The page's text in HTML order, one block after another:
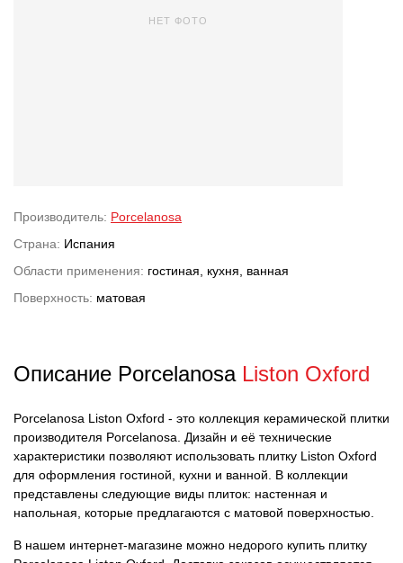
НЕТ ФОТО
Производитель: Porcelanosa
Страна: Испания
Области применения: гостиная, кухня, ванная
Поверхность: матовая
Описание Porcelanosa Liston Oxford
Porcelanosa Liston Oxford - это коллекция керамической плитки
производителя Porcelanosa. Дизайн и её технические
характеристики позволяют использовать плитку Liston Oxford
для оформления гостиной, кухни и ванной. В коллекции
представлены следующие виды плиток: настенная и
напольная, которые предлагаются с матовой поверхностью.
В нашем интернет-магазине можно недорого купить плитку